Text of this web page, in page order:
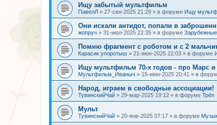
Ищу забытый мультфильм
ПавелЛ » 27-сен-2025 21:29 » в форуме Ищу
Они искали антидот, попали в
жопруч » 31-июл-2025 22:35 » в форуме
Помню фрагмент с роботом и с 2
Карасик упоротыш » 21-июн-2025 22:03 » в форуме
Ищу мультфильм 70-х годов - про Марс и
Мультфильм_Иваныч » 15-июн-2025 20:41 » в
Народ, играем в свободные ассоциации!
ТувинскийЧай » 29-мар-2025 19:12 » в форуме Трёп
Мульт
ТувинскийЧай » 20-янв-2025 07:17 » в форуме